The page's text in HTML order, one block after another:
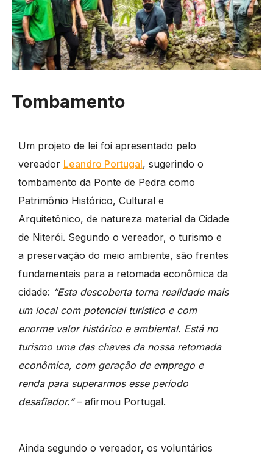
Tombamento
Um projeto de lei foi apresentado pelo
vereador Leandro Portugal, sugerindo o
tombamento da Ponte de Pedra como
Patrimônio Histórico, Cultural e
Arquitetônico, de natureza material da Cidade
de Niterói. Segundo o vereador, o turismo e
a preservação do meio ambiente, são frentes
fundamentais para a retomada econômica da
cidade: “Esta descoberta torna realidade mais
um local com potencial turístico e com
enorme valor histórico e ambiental. Está no
turismo uma das chaves da nossa retomada
econômica, com geração de emprego e
renda para superarmos esse período
desafiador.”– afirmou Portugal.
Ainda segundo o vereador, os voluntários